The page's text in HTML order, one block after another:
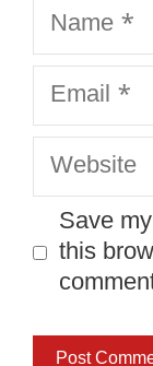
Name
Email
Website
Save
this